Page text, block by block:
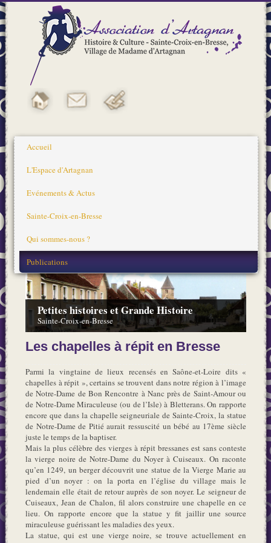
Accueil
L'Espace d'Artagnan
Evénements & Actus
Sainte-Croix-en-Bresse
Qui sommes-nous ?
Publications
Petites histoires et Grande Histoire
Sainte-Croix-en-Bresse
Les chapelles à répit en Bresse
Parmi la vingtaine de lieux recensés en Saône-et-Loire dits «
chapelles à répit », certains se trouvent dans notre région à l’image
de Notre-Dame de Bon Rencontre à Nanc près de Saint-Amour ou
de Notre-Dame Miraculeuse (ou de l’Isle) à Bletterans. On rapporte
encore que dans la chapelle seigneuriale de Sainte-Croix, la statue
de Notre-Dame de Pitié aurait ressuscité un bébé au 17ème siècle
juste le temps de la baptiser.
Mais la plus célèbre des vierges à répit bressanes est sans conteste
la vierge noire de Notre-Dame du Noyer à Cuiseaux. On raconte
qu’en 1249, un berger découvrit une statue de la Vierge Marie au
pied d’un noyer : on la porta en l’église du village mais le
lendemain elle était de retour auprès de son noyer. Le seigneur de
Cuiseaux, Jean de Chalon, fil alors construire une chapelle en ce
lieu. On rapporte encore que la statue y fit jaillir une source
miraculeuse guérissant les maladies des yeux.
La statue, qui est une vierge noire, se trouve actuellement en